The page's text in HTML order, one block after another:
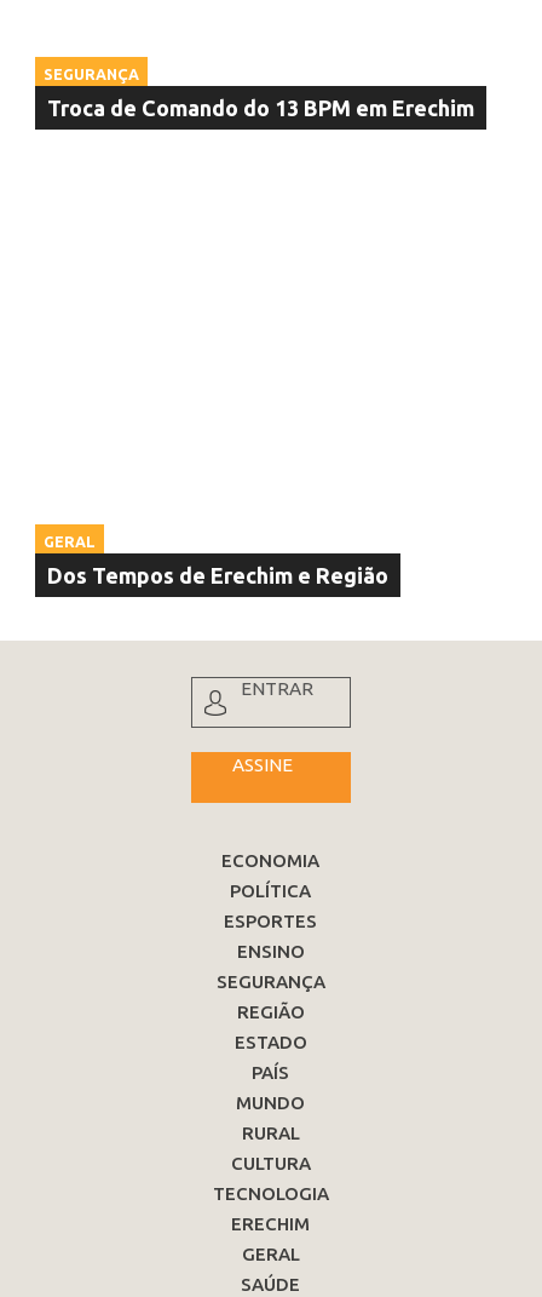
SEGURANÇA
Troca de Comando do 13 BPM em Erechim
GERAL
Dos Tempos de Erechim e Região
ENTRAR
ASSINE
ECONOMIA
POLÍTICA
ESPORTES
ENSINO
SEGURANÇA
REGIÃO
ESTADO
PAÍS
MUNDO
RURAL
CULTURA
TECNOLOGIA
ERECHIM
GERAL
SAÚDE